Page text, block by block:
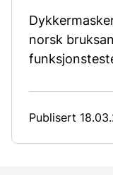
norsk
yrkesdykker
arbeidsdykk.
Publisert